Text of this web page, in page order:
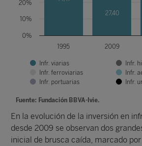
Fuente: Fundación BBVA-Ivie.
27,40
Infr. viarias
Infr.
Infr. ferroviarias
Infr.
Infr. portuarias
Infr.
1995 2009
0%
10%
20%
En la evolución de la inversión en
desde 2009 se observan dos
inicial de brusca caída, marcado por